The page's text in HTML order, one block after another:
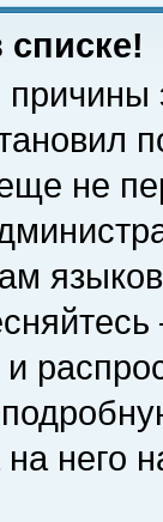
списке!
не
и
него